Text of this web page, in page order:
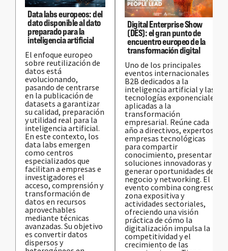
Data labs europeos: del
dato disponible al dato
preparado para la
inteligencia artificial
El enfoque europeo
sobre reutilización de
datos está
evolucionando,
pasando de centrarse
en la publicación de
datasets a garantizar
su calidad, preparación
y utilidad real para la
inteligencia artificial.
En este contexto, los
data labs emergen
como centros
especializados que
facilitan a empresas e
investigadores el
acceso, comprensión y
transformación de
datos en recursos
aprovechables
mediante técnicas
avanzadas. Su objetivo
es convertir datos
dispersos y
Digital Enterprise Show
(DES): el gran punto de
encuentro europeo de la
transformación digital
Uno de los principales
eventos internacionales
B2B dedicados a la
inteligencia artificial y las
tecnologías exponenciales
aplicadas a la
transformación
empresarial. Reúne cada
año a directivos, expertos y
empresas tecnológicas
para compartir
conocimiento, presentar
soluciones innovadoras y
generar oportunidades de
negocio y networking. El
evento combina congreso,
zona expositiva y
actividades sectoriales,
ofreciendo una visión
práctica de cómo la
digitalización impulsa la
competitividad y el
crecimiento de las